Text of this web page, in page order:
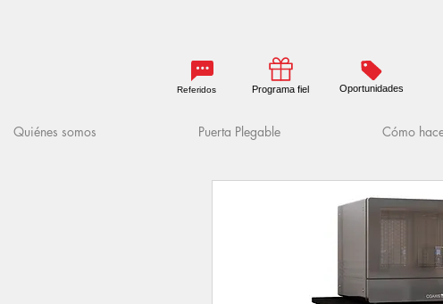
Referidos Programa fiel Oportunidades
Quiénes somos Puerta Plegable Cómo